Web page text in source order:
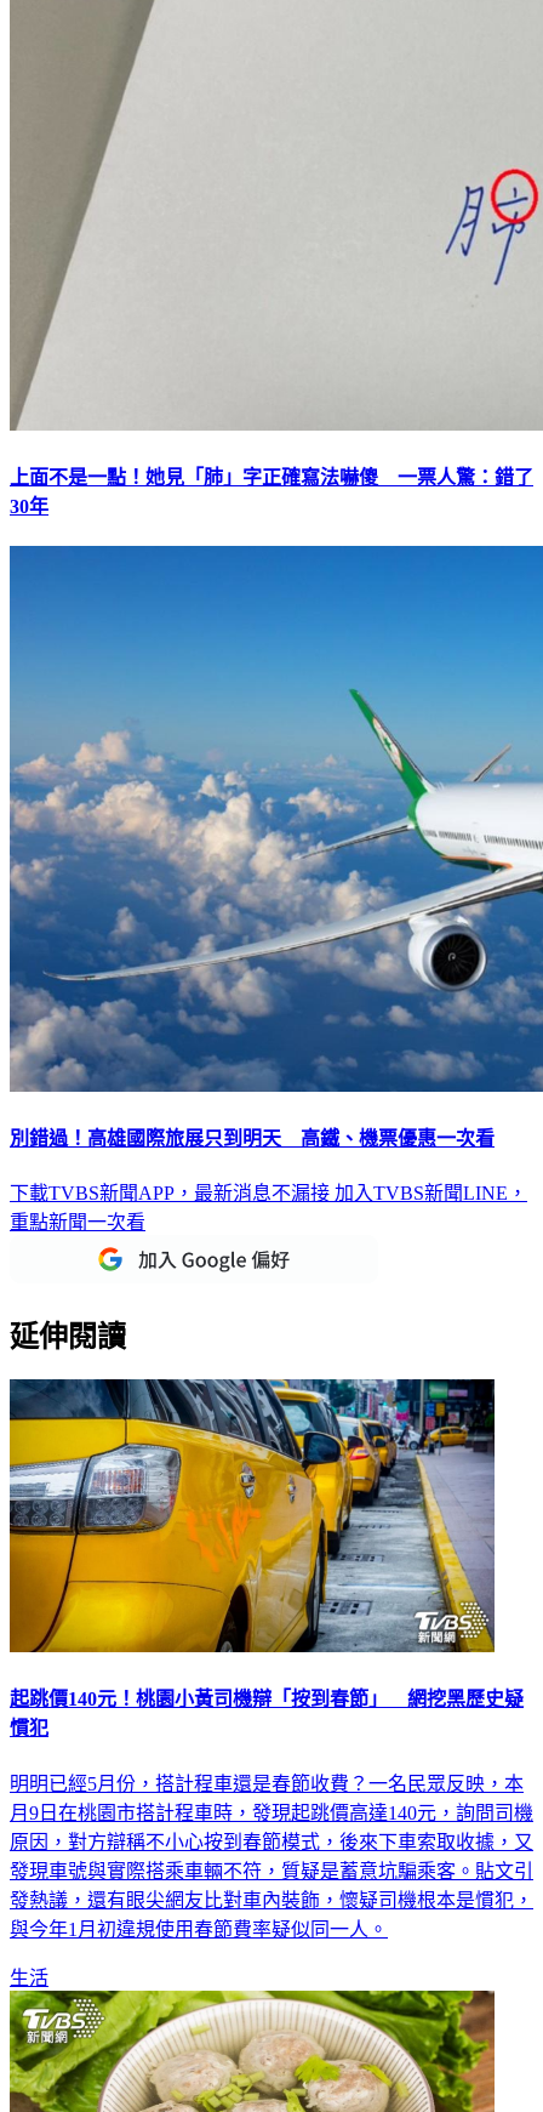
上面不是一點！她見「肺」字正確寫法嚇傻 一票人驚：錯了
30年
別錯過！高雄國際旅展只到明天 高鐵、機票優惠一次看
下載TVBS新聞APP，最新消息不漏接 加入TVBS新聞LINE，
重點新聞一次看
延伸閱讀
起跳價140元！桃園小黃司機辯「按到春節」 網挖黑歷史疑
慣犯
明明已經5月份，搭計程車還是春節收費？一名民眾反映，本
月9日在桃園市搭計程車時，發現起跳價高達140元，詢問司機
原因，對方辯稱不小心按到春節模式，後來下車索取收據，又
發現車號與實際搭乘車輛不符，質疑是蓄意坑騙乘客。貼文引
發熱議，還有眼尖網友比對車內裝飾，懷疑司機根本是慣犯，
與今年1月初違規使用春節費率疑似同一人。
生活